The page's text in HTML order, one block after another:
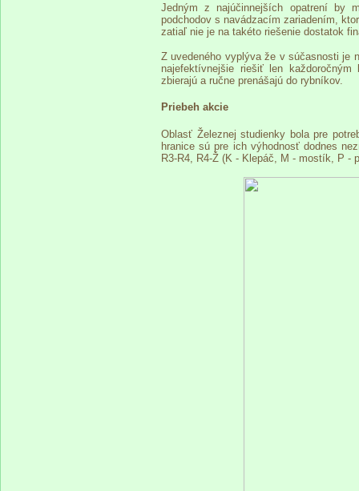
Jedným z najúčinnejších opatrení by
podchodov s navádzacím zariadením,
zatiaľ nie je na takéto riešenie dostatok
Z uvedeného vyplýva že v súčasnosti je
najefektívnejšie riešiť len
zbierajú a ručne prenášajú do rybníkov.
Priebeh akcie
Oblasť Železnej studienky bola pre
hranice sú pre ich výhodnosť dodnes
R3-R4, R4-Ž (K - Klepáč, M - mostík, P -